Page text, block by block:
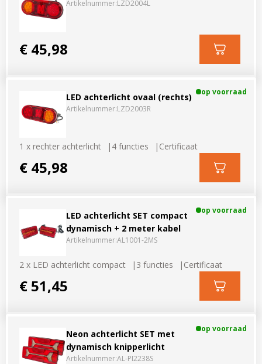
Artikelnummer:LZD2004L
€ 45,98
LED achterlicht ovaal (rechts)
Artikelnummer:LZD2003R
op voorraad
1 x rechter achterlicht 4 functies Certificaat
€ 45,98
LED achterlicht SET compact
dynamisch + 2 meter kabel
Artikelnummer:AL1001-2MS
op voorraad
2 x LED achterlicht compact 3 functies Certificaat
€ 51,45
Neon achterlicht SET met
dynamisch knipperlicht
Artikelnummer:AL-PI2238S
op voorraad